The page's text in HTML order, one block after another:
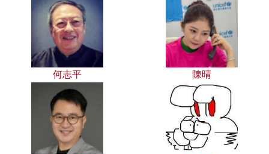
何志平 陳晴